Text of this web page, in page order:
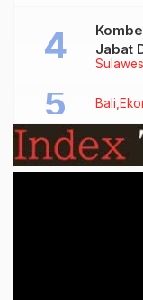
Jabat
Bali